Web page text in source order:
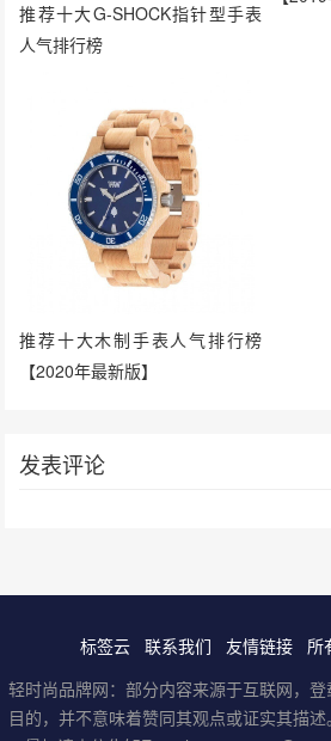
推荐十大G-SHOCK指针型手表
人气排行榜
推荐十大木制手表人气排行榜
【2020年最新版】
发表评论
标签云 联系我们 友情链接 所
轻时尚品牌网：部分内容来源于互联网，
目的，并不意味着赞同其观点或证实其描